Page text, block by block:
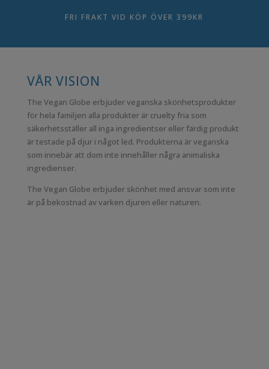
FRI FRAKT VID KÖP ÖVER 399KR
VÅR VISION
The Vegan Globe erbjuder veganska skönhetsprodukter
för hela familjen alla produkter är cruelty fria som
säkerhetsställer all inga ingredientser eller färdig produkt
är testade på djur i något led. Produkterna är veganska
som innebär att dom inte innehåller några animaliska
ingredienser.
The Vegan Globe erbjuder skönhet med ansvar som inte
är på bekostnad av varken djuren eller naturen.